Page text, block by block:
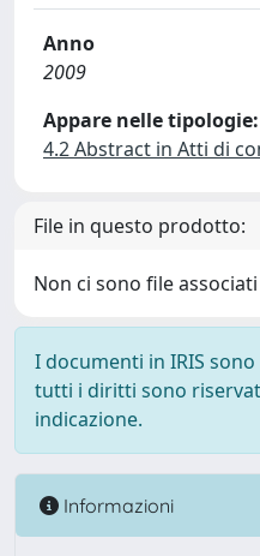
Anno
2009
Appare nelle tipologie:
4.2 Abstract in Atti di
File in questo prodotto:
Non ci sono file
I documenti in IRIS
tutti i diritti sono
indicazione.
Informazioni